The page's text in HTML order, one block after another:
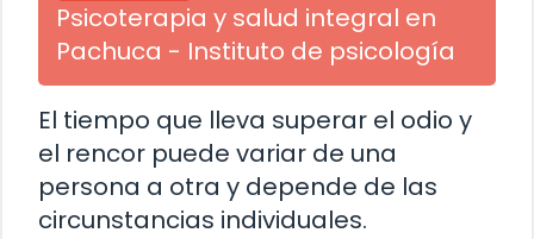
Psicoterapia y salud integral en
Pachuca - Instituto de psicología
El tiempo que lleva superar el odio y
el rencor puede variar de una
persona a otra y depende de las
circunstancias individuales.